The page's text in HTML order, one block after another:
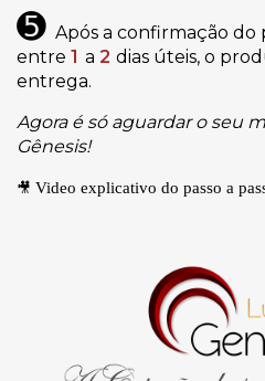
➎ Após a confirmação do
entre 1 a 2 dias úteis, o
entrega.
Agora é só aguardar o seu
Gênesis!
🎥 Video explicativo do passo a